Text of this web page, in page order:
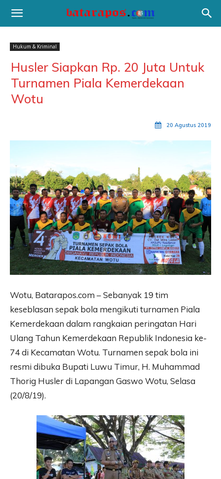
Hukum & Kriminal
Husler Siapkan Rp. 20 Juta Untuk
Turnamen Piala Kemerdekaan
Wotu
20 Agustus 2019
Wotu, Batarapos.com – Sebanyak 19 tim
keseblasan sepak bola mengikuti turnamen Piala
Kemerdekaan dalam rangkaian peringatan Hari
Ulang Tahun Kemerdekaan Republik Indonesia ke-
74 di Kecamatan Wotu. Turnamen sepak bola ini
resmi dibuka Bupati Luwu Timur, H. Muhammad
Thorig Husler di Lapangan Gaswo Wotu, Selasa
(20/8/19).